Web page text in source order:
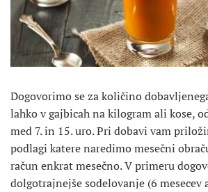
Dogovorimo se za količino
lahko v gajbicah na kilogram ali kose,
med 7. in 15. uro. Pri dobavi vam
podlagi katere naredimo mesečni
račun enkrat mesečno. V primeru
dolgotrajnejše sodelovanje (6 mesecev